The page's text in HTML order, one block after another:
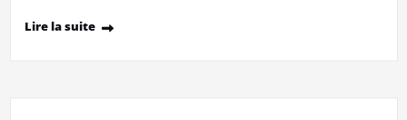
Lire la suite